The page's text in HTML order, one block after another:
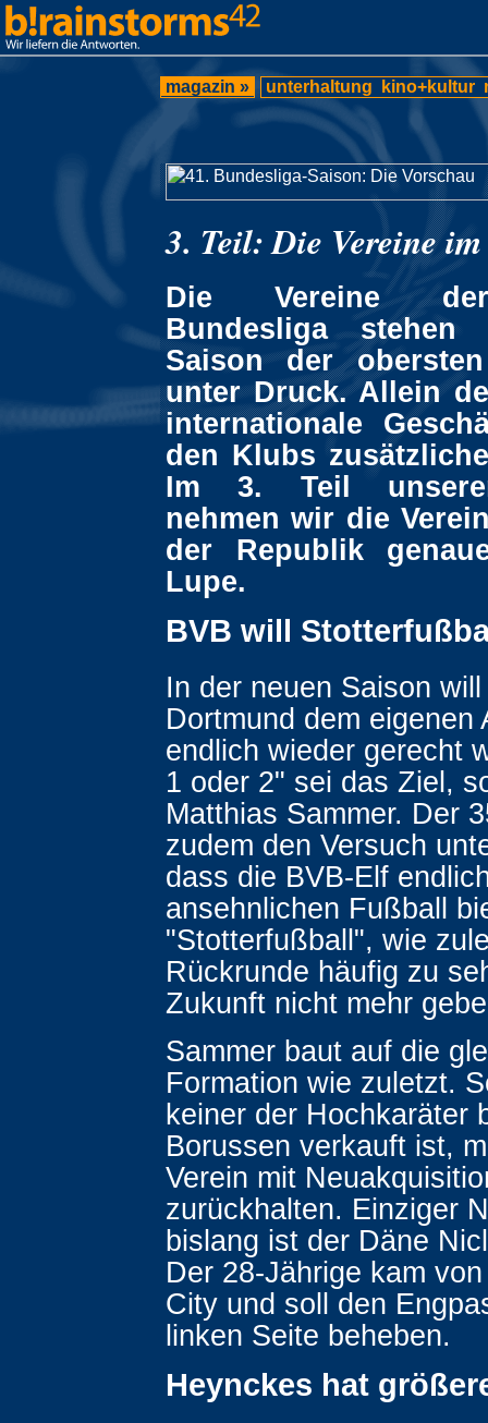
magazin » unterhaltung kino+kultur
3. Teil: Die Vereine im
Die Vereine
Bundesliga
Saison der
unter Druck. Allein
internationale
den Klubs
Im 3. Teil
nehmen wir die
der Republik
Lupe.
BVB will
In der neuen Saison
Dortmund dem eigenen
endlich wieder gerecht
1 oder 2" sei das Ziel,
Matthias Sammer. Der
zudem den Versuch
dass die BVB-Elf
ansehnlichen Fußball
"Stotterfußball", wie
Rückrunde häufig zu
Zukunft nicht mehr
Sammer baut auf die
Formation wie zuletzt.
keiner der Hochkaräter
Borussen verkauft ist,
Verein mit
zurückhalten. Einziger
bislang ist der Däne
Der 28-Jährige kam
City und soll den
linken Seite beheben.
Heynckes hat